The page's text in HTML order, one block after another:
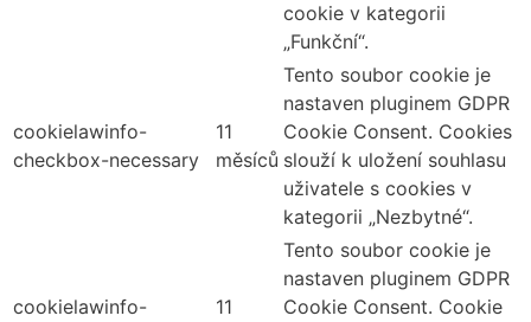
cookie v kategorii
„Funkční“.
cookielawinfo-
checkbox-necessary
11
měsíců
Tento soubor cookie je
nastaven pluginem GDPR
Cookie Consent. Cookies
slouží k uložení souhlasu
uživatele s cookies v
kategorii „Nezbytné“.
cookielawinfo-
11
Tento soubor cookie je
nastaven pluginem GDPR
Cookie Consent. Cookie